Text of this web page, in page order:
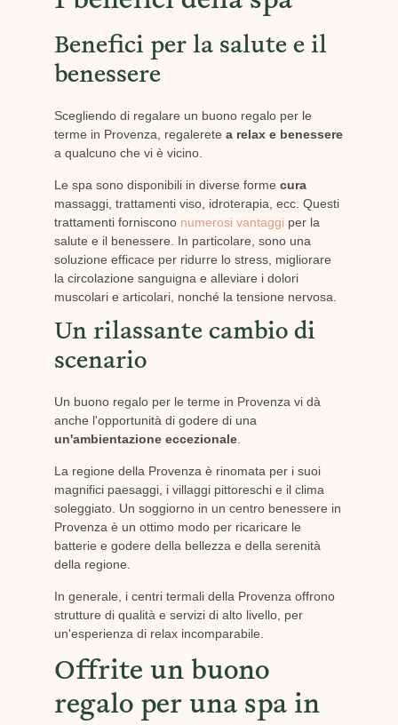
Benefici per la salute e il
benessere
Scegliendo di regalare un buono regalo per le
terme in Provenza, regalerete a relax e benessere
a qualcuno che vi è vicino.
Le spa sono disponibili in diverse forme cura
massaggi, trattamenti viso, idroterapia, ecc. Questi
trattamenti forniscono numerosi vantaggi per la
salute e il benessere. In particolare, sono una
soluzione efficace per ridurre lo stress, migliorare
la circolazione sanguigna e alleviare i dolori
muscolari e articolari, nonché la tensione nervosa.
Un rilassante cambio di
scenario
Un buono regalo per le terme in Provenza vi dà
anche l'opportunità di godere di una
un'ambientazione eccezionale.
La regione della Provenza è rinomata per i suoi
magnifici paesaggi, i villaggi pittoreschi e il clima
soleggiato. Un soggiorno in un centro benessere in
Provenza è un ottimo modo per ricaricare le
batterie e godere della bellezza e della serenità
della regione.
In generale, i centri termali della Provenza offrono
strutture di qualità e servizi di alto livello, per
un'esperienza di relax incomparabile.
Offrite un buono
regalo per una spa in